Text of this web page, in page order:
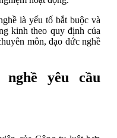
là yếu tố bắt buộc và
kinh theo quy định của
môn, đạo đức nghề
yêu cầu